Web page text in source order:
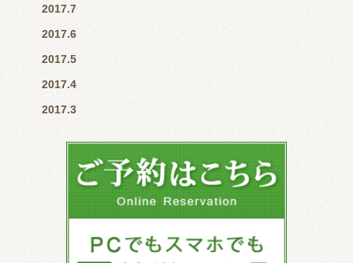
2017.7
2017.6
2017.5
2017.4
2017.3